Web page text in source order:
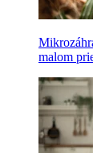
malom